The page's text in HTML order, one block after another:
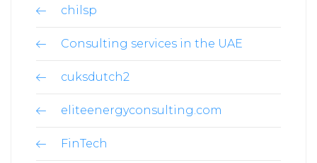
chilsp
Consulting services in the UAE
cuksdutch2
eliteenergyconsulting.com
FinTech